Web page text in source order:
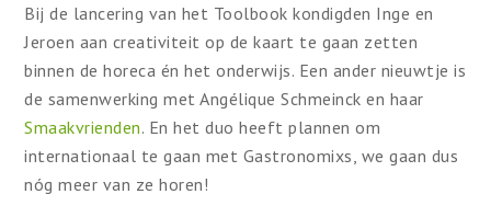
Bij de lancering van het Toolbook kondigden Inge en
Jeroen aan creativiteit op de kaart te gaan zetten
binnen de horeca én het onderwijs. Een ander nieuwtje is
de samenwerking met Angélique Schmeinck en haar
Smaakvrienden. En het duo heeft plannen om
internationaal te gaan met Gastronomixs, we gaan dus
nóg meer van ze horen!